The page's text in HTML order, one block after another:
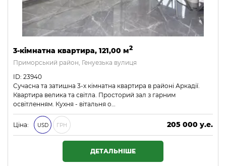
3-кімнатна квартира, 121,00 м2
Приморський район, Генуезька вулиця
ID: 23940
Сучасна та затишна 3-х кімнатна квартира в районі Аркадії.
Квартира велика та світла. Просторий зал з гарним
освітленням. Кухня - вітальня о…
Ціна: USD ГРН
205 000 у.е.
8 815 000 ₴
ДЕТАЛЬНІШЕ